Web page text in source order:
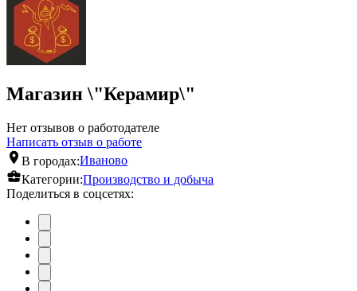
Магазин \"Керамир\"
Нет отзывов о работодателе
Написать отзыв о работе
В городах:Иваново
Категории:Производство и добыча
Поделиться в соцсетях: